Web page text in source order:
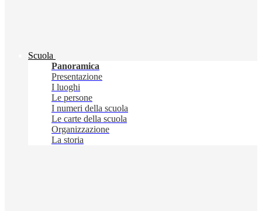
Scuola
Panoramica
Presentazione
I luoghi
Le persone
I numeri della scuola
Le carte della scuola
Organizzazione
La storia